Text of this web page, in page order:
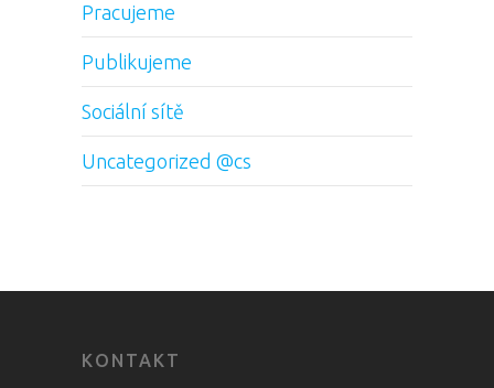
Pracujeme
Publikujeme
Sociální sítě
Uncategorized @cs
KONTAKT